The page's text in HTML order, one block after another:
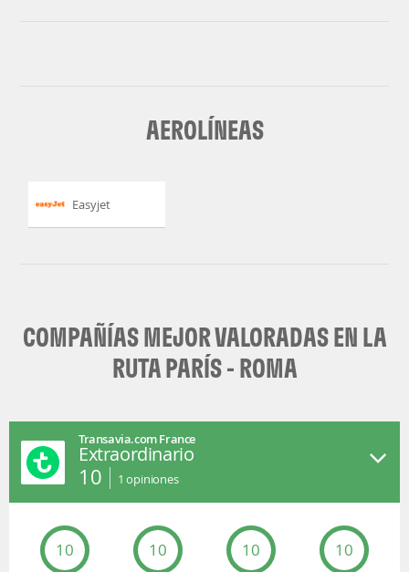
AEROLÍNEAS
Easyjet
COMPAÑÍAS MEJOR VALORADAS EN LA
RUTA PARÍS - ROMA
Transavia.com France
Extraordinario
10 1 opiniones
10 10 10 10